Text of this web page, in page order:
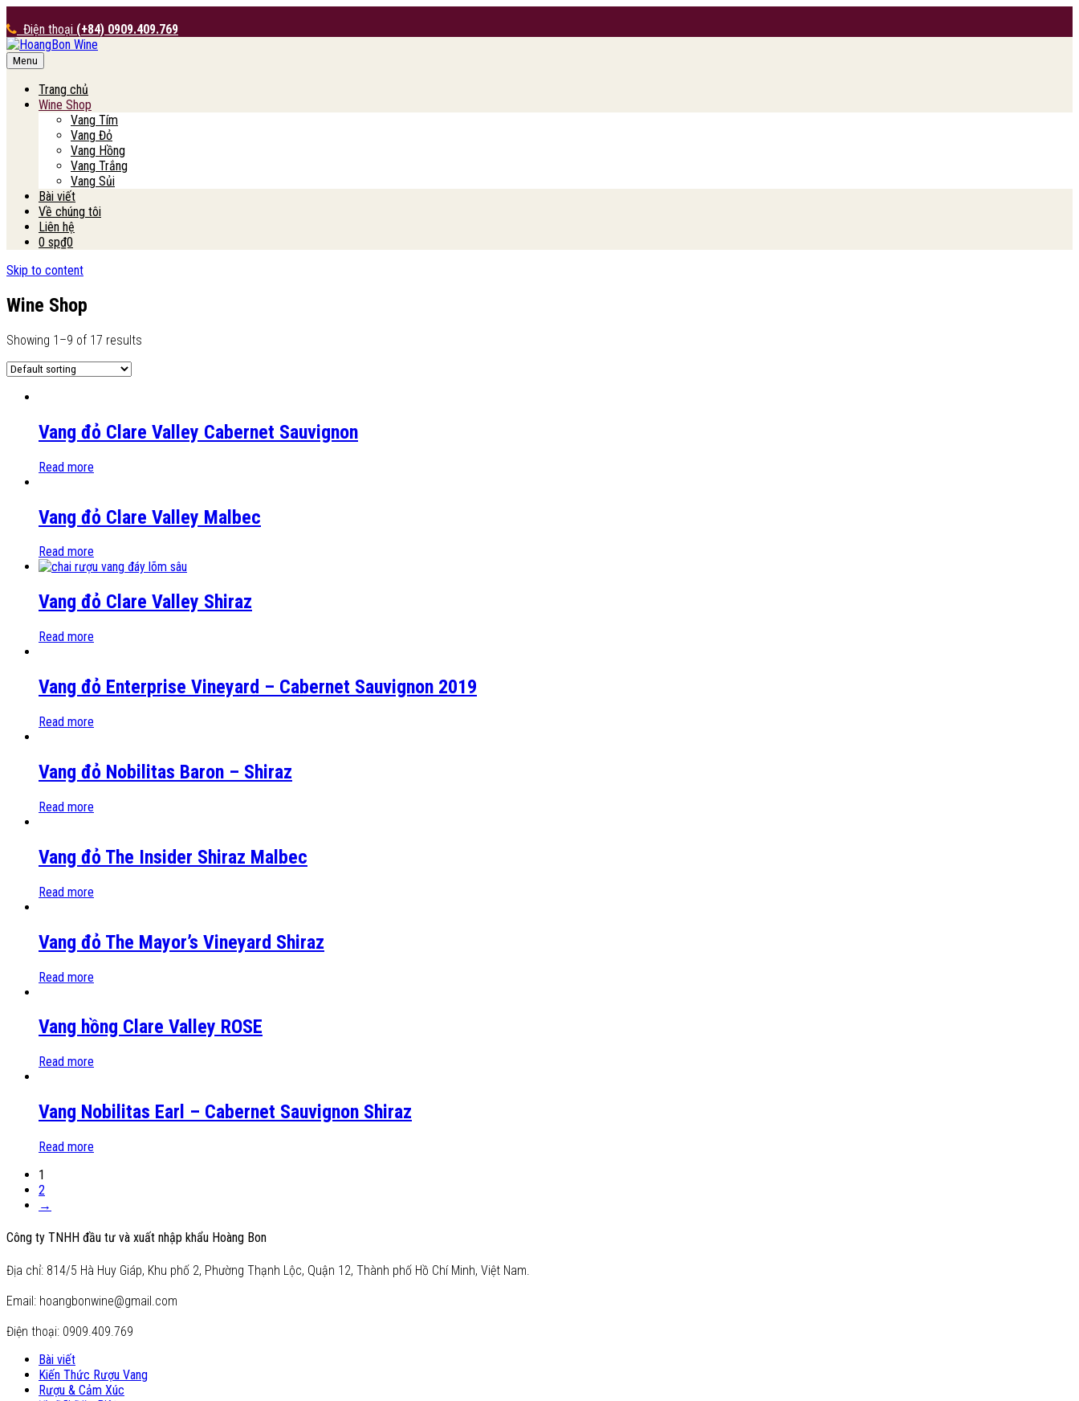
Điện thoại (+84) 0909.409.769
HoangBon Wine
Menu
Trang chủ
Wine Shop
Vang Tím
Vang Đỏ
Vang Hồng
Vang Trắng
Vang Sủi
Bài viết
Về chúng tôi
Liên hệ
0 sp₫0
Skip to content
Wine Shop
Showing 1–9 of 17 results
Vang đỏ Clare Valley Cabernet Sauvignon
Read more
Vang đỏ Clare Valley Malbec
Read more
Vang đỏ Clare Valley Shiraz
Read more
Vang đỏ Enterprise Vineyard – Cabernet Sauvignon 2019
Read more
Vang đỏ Nobilitas Baron – Shiraz
Read more
Vang đỏ The Insider Shiraz Malbec
Read more
Vang đỏ The Mayor’s Vineyard Shiraz
Read more
Vang hồng Clare Valley ROSE
Read more
Vang Nobilitas Earl – Cabernet Sauvignon Shiraz
Read more
1
2
→
Công ty TNHH đầu tư và xuất nhập khẩu Hoàng Bon
Địa chỉ: 814/5 Hà Huy Giáp, Khu phố 2, Phường Thạnh Lộc, Quận 12, Thành phố Hồ Chí Minh, Việt Nam.
Email: hoangbonwine@gmail.com
Điện thoại: 0909.409.769
Bài viết
Kiến Thức Rượu Vang
Rượu & Cảm Xúc